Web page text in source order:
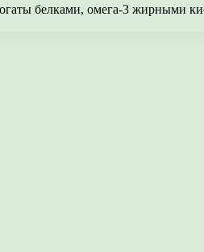
белками, омега-3 жирными